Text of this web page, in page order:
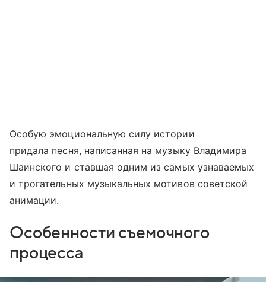
Особую эмоциональную силу истории
придала песня, написанная на музыку Владимира
Шаинского и ставшая одним из самых узнаваемых
и трогательных музыкальных мотивов советской
анимации.
Особенности съемочного
процесса